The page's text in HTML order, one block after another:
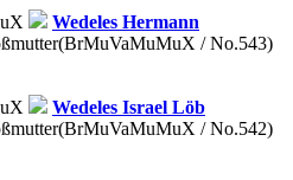
Wedeles Hermann
(BrMuVaMuMuX / No.543)
Wedeles Israel Löb
(BrMuVaMuMuX / No.542)